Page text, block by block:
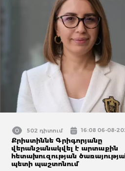
502 դիտում 16:08 06-08-
Քրիստիննե Գրիգորյանը
վերանշանակվել է արտաքին
հետախուզության
պետի պաշտոնում